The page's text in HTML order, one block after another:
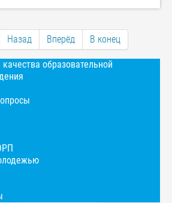
Назад Вперёд В конец
образовательной